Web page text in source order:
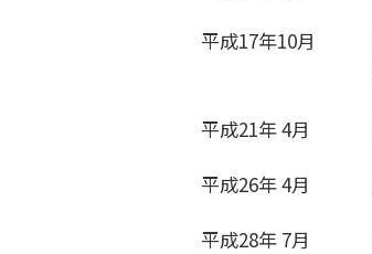
平成17年10月
平成21年 4月
平成26年 4月
平成28年 7月